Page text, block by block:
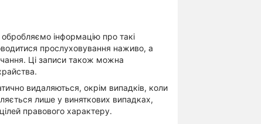
інформацію про такі
прослуховування наживо, а
Ці записи також можна
видаляються, окрім випадків, коли
лише у виняткових випадках,
правового характеру.